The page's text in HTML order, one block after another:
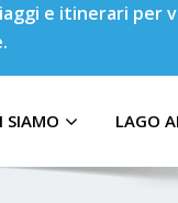
e itinerari per
SIAMO LAGO